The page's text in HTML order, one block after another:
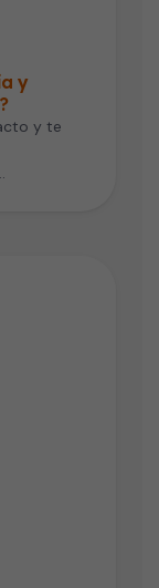
y
y te